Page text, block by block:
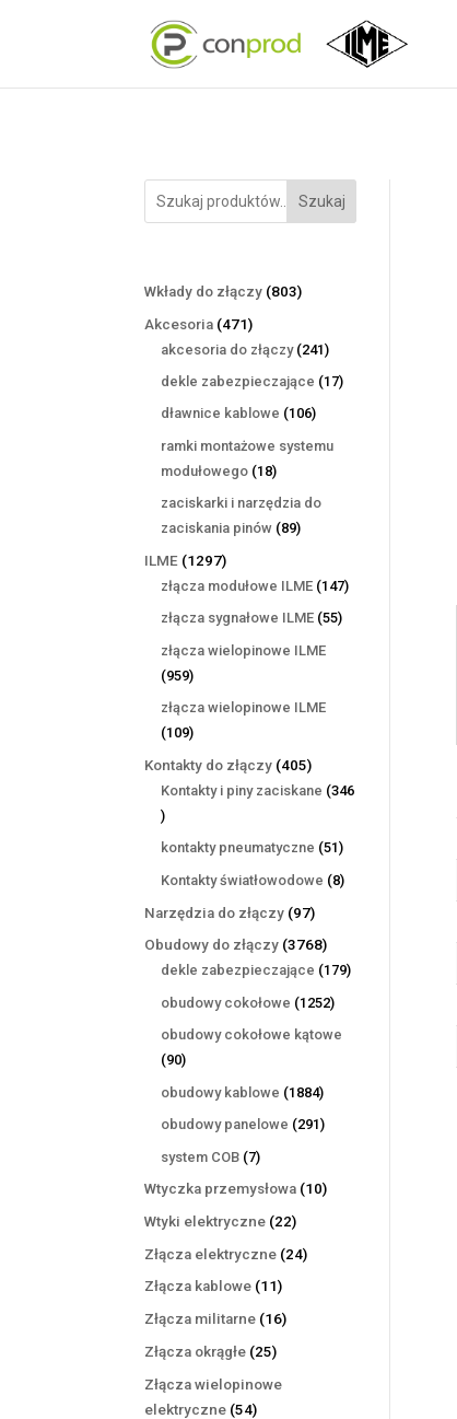
Szukaj
Wkłady do złączy 803803
Akcesoria 471471
produktów
akcesoria do złączy 241241
produktów
dekle zabezpieczające 1717
dławnice kablowe 106106
ramki montażowe systemu
modułowego 1818
produktów
zaciskarki i narzędzia do
zaciskania pinów 8989
ILME 12971297
produktów
złącza modułowe ILME 147147
złącza sygnałowe ILME 5555
złącza wielopinowe ILME
959959
produktów
złącza wielopinowe ILME
109109
produktów
Kontakty do złączy 405405
produktów
Kontakty i piny zaciskane 346
346
produktów
kontakty pneumatyczne 5151
produktów
Kontakty światłowodowe 88
Narzędzia do złączy 9797
produktów
Obudowy do złączy 37683768
produktów
dekle zabezpieczające 179179
obudowy cokołowe 12521252
obudowy cokołowe kątowe
9090
produktów
obudowy kablowe 18841884
produkty
obudowy panelowe 291291
system COB 77
produktów
Wtyczka przemysłowa 1010
Wtyki elektryczne 2222
produkty
Złącza elektryczne 2424
Złącza kablowe 1111
produktów
Złącza militarne 1616
Złącza okrągłe 2525
Złącza wielopinowe
elektryczne 5454